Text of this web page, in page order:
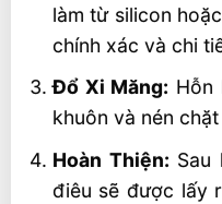
làm từ silicon
chính xác và chi
Đổ Xi Măng: Hỗn
khuôn và nén
Hoàn Thiện: Sau
điêu sẽ được lấy